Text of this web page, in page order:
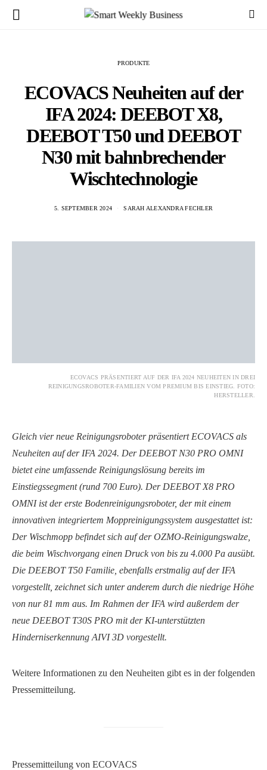
PRODUKTE
ECOVACS Neuheiten auf der
IFA 2024: DEEBOT X8,
DEEBOT T50 und DEEBOT
N30 mit bahnbrechender
Wischtechnologie
5. SEPTEMBER 2024 SARAH ALEXANDRA FECHLER
ECOVACS PRÄSENTIERT AUF DER IFA 2024 NEUHEITEN IN DREI
REINIGUNGSROBOTER-FAMILIEN VOM PREMIUM BIS EINSTIEG. FOTO:
HERSTELLER.
Gleich vier neue Reinigungsroboter präsentiert ECOVACS als
Neuheiten auf der IFA 2024. Der DEEBOT N30 PRO OMNI
bietet eine umfassende Reinigungslösung bereits im
Einstiegssegment (rund 700 Euro). Der DEEBOT X8 PRO
OMNI ist der erste Bodenreinigungsroboter, der mit einem
innovativen integriertem Moppreinigungssystem ausgestattet ist:
Der Wischmopp befindet sich auf der OZMO-Reinigungswalze,
die beim Wischvorgang einen Druck von bis zu 4.000 Pa ausübt.
Die DEEBOT T50 Familie, ebenfalls erstmalig auf der IFA
vorgestellt, zeichnet sich unter anderem durch die niedrige Höhe
von nur 81 mm aus. Im Rahmen der IFA wird außerdem der
neue DEEBOT T30S PRO mit der KI-unterstützten
Hinderniserkennung AIVI 3D vorgestellt.
Weitere Informationen zu den Neuheiten gibt es in der folgenden
Pressemitteilung.
Pressemitteilung von ECOVACS